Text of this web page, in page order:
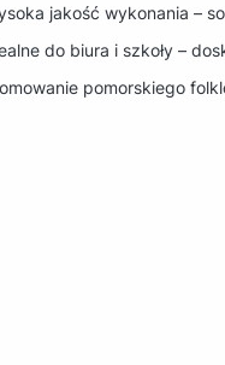
jakość wykonania –
do biura i szkoły –
pomorskiego